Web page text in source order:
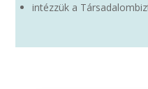
intézzük a